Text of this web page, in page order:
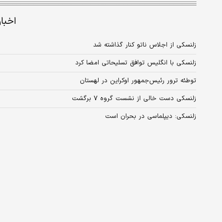
زلنسکی از اجلاس ناتو کنار گذاشته شد
زلنسکی با انگلیس توافق تسلیحاتی امضا کرد
توطئه ترور رئیس‌جمهور اوکراین در لهستان
زلنسکی دست خالی از نشست گروه ۷ برگشت
زلنسکی: دیپلماسی در بحران است